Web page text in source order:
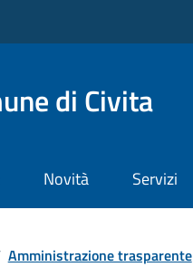
di Civita
Novità Servizi
Amministrazione trasparente